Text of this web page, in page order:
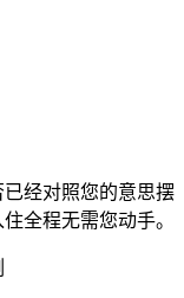
经对照您的意思摆
全程无需您动手。